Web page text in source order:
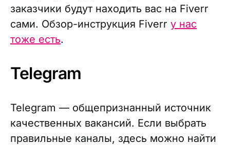
заказчики будут находить вас на Fiverr
сами. Обзор-инструкция Fiverr у нас
тоже есть.
Telegram
Telegram — общепризнанный источник
качественных вакансий. Если выбрать
правильные каналы, здесь можно найти